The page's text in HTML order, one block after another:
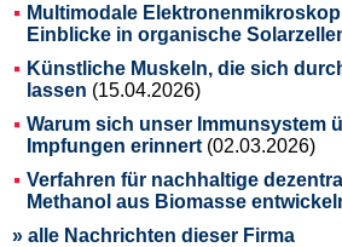
Multimodale
Einblicke in organische
Künstliche Muskeln, die sich
lassen (15.04.2026)
Warum sich unser Immunsystem
Impfungen erinnert (02.03.2026)
Verfahren für nachhaltige
Methanol aus Biomasse
» alle Nachrichten dieser Firma